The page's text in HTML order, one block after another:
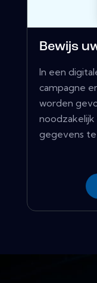
Bewijs
In een
campagne
worden
gegevens te